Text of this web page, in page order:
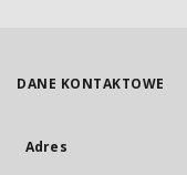
DANE KONTAKTOWE
Adres